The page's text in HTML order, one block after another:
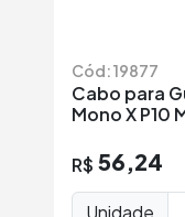
Cód: 19877
Cabo para
Mono X P10
R$ 56,24
Unidade